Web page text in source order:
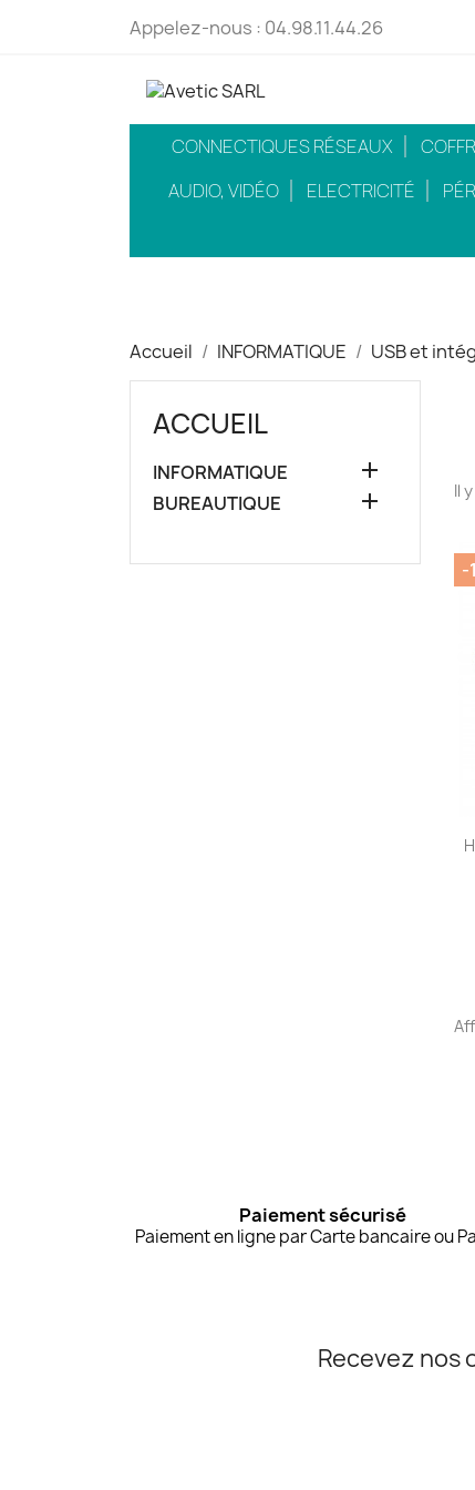
Appelez-nous : 04.98.11.44.26
CONNECTIQUES RÉSEAUX
AUDIO, VIDÉO
ELECTRICITÉ
Accueil INFORMATIQUE USB et
ACCUEIL
INFORMATIQUE 
BUREAUTIQUE  Il
-
Paiement sécurisé
Paiement en ligne par Carte bancaire ou
Recevez nos